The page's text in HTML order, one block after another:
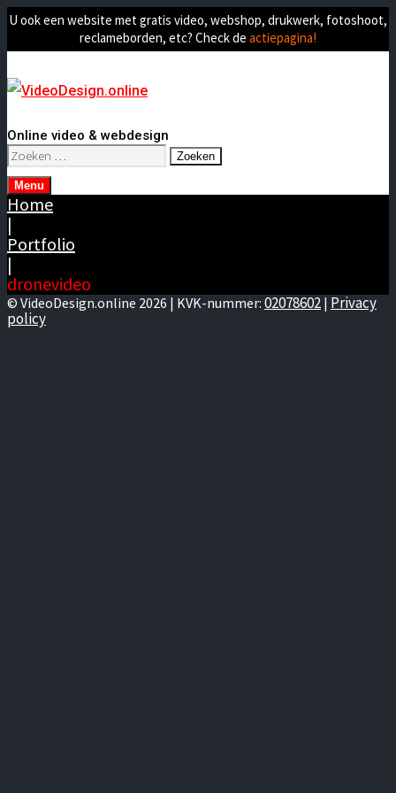
U ook een website met gratis video, webshop, drukwerk, fotoshoot,
reclameborden, etc? Check de actiepagina!
Online video & webdesign
Zoeken
naar:
Menu
Home
|
Portfolio
|
dronevideo
© VideoDesign.online 2026 | KVK-nummer: 02078602 | Privacy
policy